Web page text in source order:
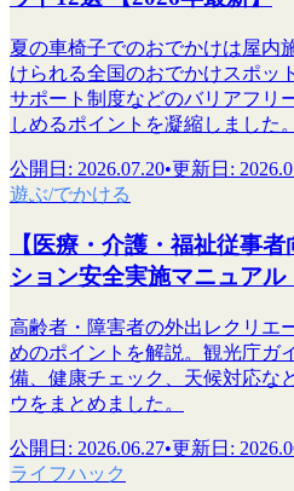
夏の車椅子でのおでかけは屋
けられる全国のおでかけスポッ
サポート制度などのバリアフリ
しめるポイントを凝縮しました。
公開日 : 2026.07.20•更新日 :
遊ぶ/でかける
【医療・介護・福祉従事
ション安全実施マニュアル
高齢者・障害者の外出レクリエ
めのポイントを解説。観光庁ガ
備、健康チェック、天候対応な
ウをまとめました。
公開日 : 2026.06.27•更新日 :
ライフハック